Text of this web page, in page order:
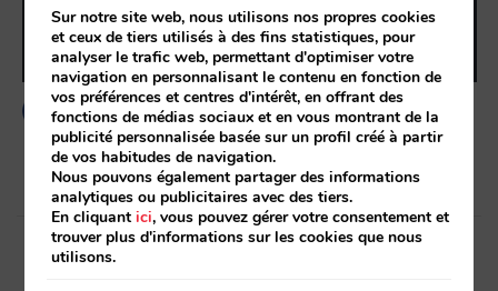
Post
navigation
Article précédent
Sur notre site web, nous utilisons nos propres cookies
et ceux de tiers utilisés à des fins statistiques, pour
analyser le trafic web, permettant d'optimiser votre
navigation en personnalisant le contenu en fonction de
vos préférences et centres d'intérêt, en offrant des
fonctions de médias sociaux et en vous montrant de la
publicité personnalisée basée sur un profil créé à partir
de vos habitudes de navigation.
Nous pouvons également partager des informations
analytiques ou publicitaires avec des tiers.
En cliquantici, vous pouvez gérer votre consentement et
trouver plus d'informations sur les cookies que nous
utilisons.